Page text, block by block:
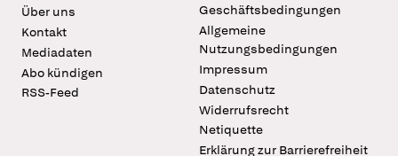
Über uns
Kontakt
Mediadaten
Abo kündigen
RSS-Feed
Geschäftsbedingungen
Allgemeine
Nutzungsbedingungen
Impressum
Datenschutz
Widerrufsrecht
Netiquette
Erklärung zur Barrierefreiheit